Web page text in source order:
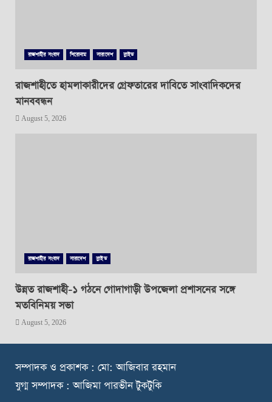
রাজশাহীর সংবাদ শিরোনাম সারাদেশ স্লাইড
রাজশাহীতে হামলাকারীদের গ্রেফতারের দাবিতে সাংবাদিকদের
মানববন্ধন
August 5, 2026
রাজশাহীর সংবাদ সারাদেশ স্লাইড
উন্নত রাজশাহী-১ গঠনে গোদাগাড়ী উপজেলা প্রশাসনের সঙ্গে
মতবিনিময় সভা
August 5, 2026
সম্পাদক ও প্রকাশক : মো: আজিবার রহমান
যুগ্ম সম্পাদক : আজিমা পারভীন টুকটুকি